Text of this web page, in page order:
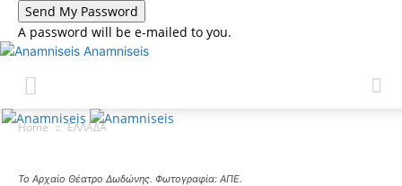
A password will be e-mailed to you.
Anamniseis
Home ΕΛΛΑΔΑ
Το Αρχαίο Θέατρο Δωδώνης. Φωτογραφία: ΑΠΕ.